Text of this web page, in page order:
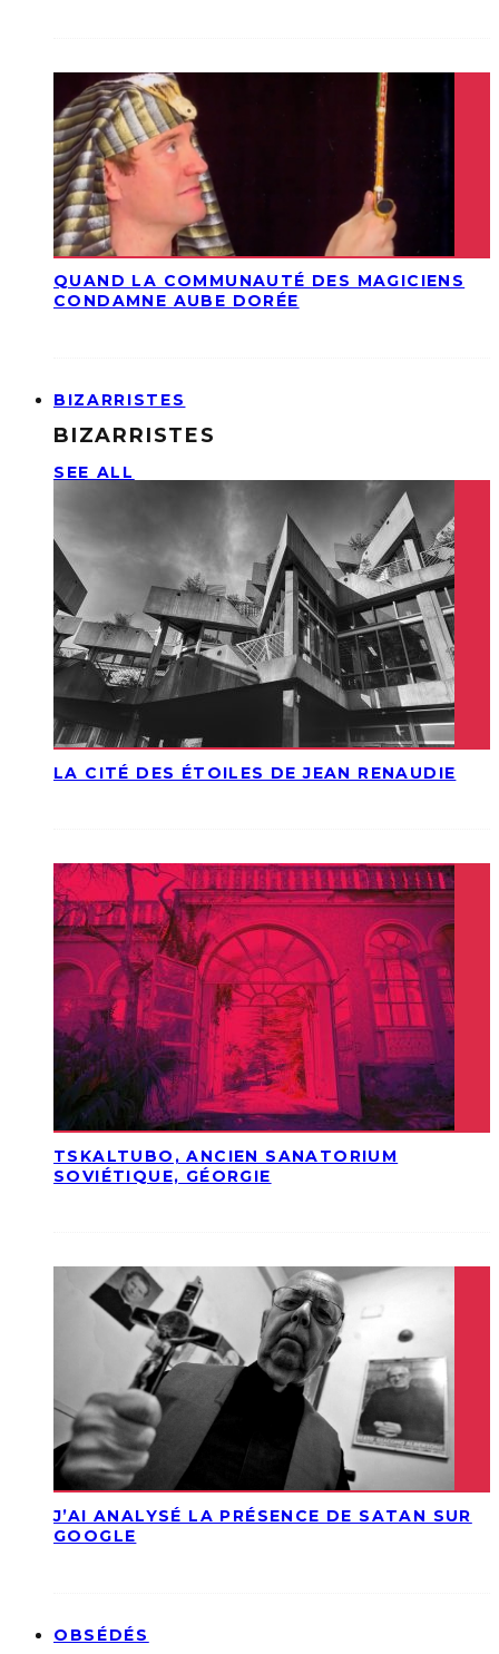
QUAND LA COMMUNAUTÉ DES MAGICIENS
CONDAMNE AUBE DORÉE
BIZARRISTES
BIZARRISTES
SEE ALL
LA CITÉ DES ÉTOILES DE JEAN RENAUDIE
TSKALTUBO, ANCIEN SANATORIUM
SOVIÉTIQUE, GÉORGIE
J’AI ANALYSÉ LA PRÉSENCE DE SATAN SUR
GOOGLE
OBSÉDÉS